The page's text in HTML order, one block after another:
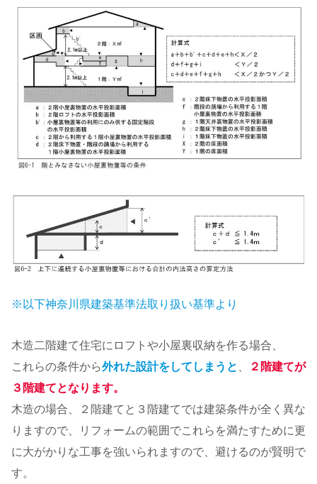
※以下神奈川県建築基準法取り扱い基準より
木造二階建て住宅にロフトや小屋裏収納を作る場合、
これらの条件から外れた設計をしてしまうと 、
２階建てが
３階建てとなります。
木造の場合、２階建てと３階建てでは建築条件が全く異な
りますので、リフォームの範囲でこれらを満たすために更
に大がかりな工事を強いられますので、避けるのが賢明で
す。